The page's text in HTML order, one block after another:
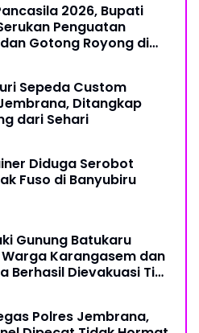
2026, Bupati
Penguatan
Gotong Royong di
Sepeda Custom
Ditangkap
dari Sehari
Diduga Serobot
Fuso di Banyubiru
Gunung Batukaru
Warga Karangasem dan
Berhasil Dievakuasi Tim
Polres Jembrana,